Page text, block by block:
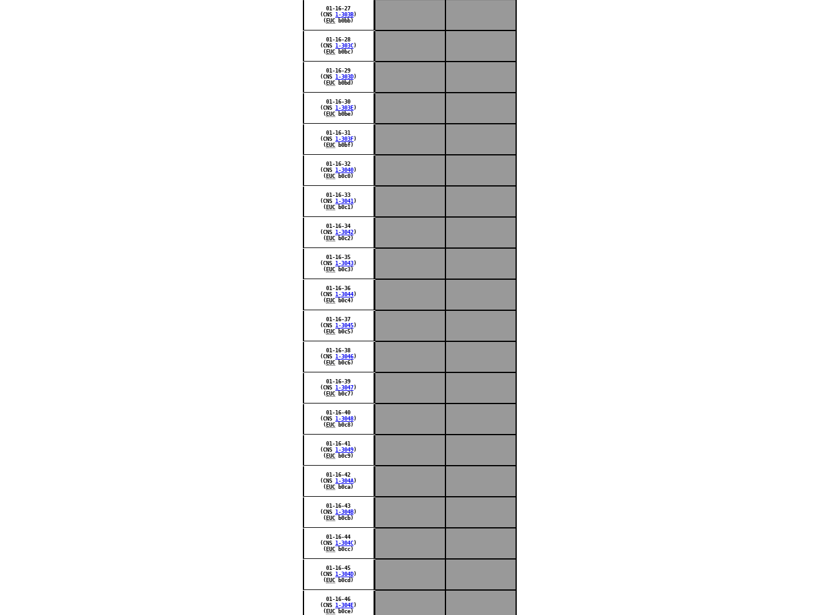
01-16-27
(CNS 1-303B )
( EUC b0bb)
01-16-28
(CNS 1-303C )
( EUC b0bc)
01-16-29
(CNS 1-303D )
( EUC b0bd)
01-16-30
(CNS 1-303E )
( EUC b0be)
01-16-31
(CNS 1-303F )
( EUC b0bf)
01-16-32
(CNS 1-3040 )
( EUC b0c0)
01-16-33
(CNS 1-3041 )
( EUC b0c1)
01-16-34
(CNS 1-3042 )
( EUC b0c2)
01-16-35
(CNS 1-3043 )
( EUC b0c3)
01-16-36
(CNS 1-3044 )
( EUC b0c4)
01-16-37
(CNS 1-3045 )
( EUC b0c5)
01-16-38
(CNS 1-3046 )
( EUC b0c6)
01-16-39
(CNS 1-3047 )
( EUC b0c7)
01-16-40
(CNS 1-3048 )
( EUC b0c8)
01-16-41
(CNS 1-3049 )
( EUC b0c9)
01-16-42
(CNS 1-304A )
( EUC b0ca)
01-16-43
(CNS 1-304B )
( EUC b0cb)
01-16-44
(CNS 1-304C )
( EUC b0cc)
01-16-45
(CNS 1-304D )
( EUC b0cd)
01-16-46
(CNS 1-304E )
( EUC b0ce)